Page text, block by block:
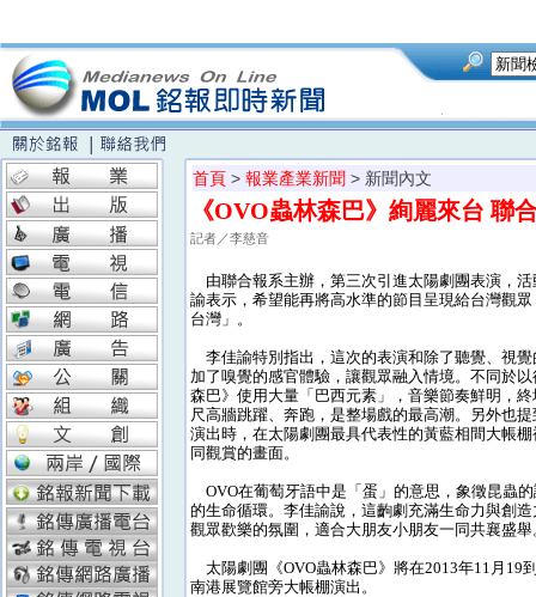
首頁 > 報業產業新聞 > 新聞內文
《OVO蟲林森巴》絢麗來台 聯
記者／李慈音
由聯合報系主辦，第三次引進太陽劇團表演，
諭表示，希望能再將高水準的節目呈現給台灣觀
台灣」。
李佳諭特別指出，這次的表演和除了聽覺、視
加了嗅覺的感官體驗，讓觀眾融入情境。不同於
森巴》使用大量「巴西元素」，音樂節奏鮮明，
尺高牆跳躍、奔跑，是整場戲的最高潮。另外也
演出時，在太陽劇團最具代表性的黃藍相間大帳
同觀賞的畫面。
OVO在葡萄牙語中是「蛋」的意思，象徵昆蟲
的生命循環。李佳諭說，這齣劇充滿生命力與創
觀眾歡樂的氛圍，適合大朋友小朋友一同共襄盛舉
太陽劇團《OVO蟲林森巴》將在2013年11月19
南港展覽館旁大帳棚演出。